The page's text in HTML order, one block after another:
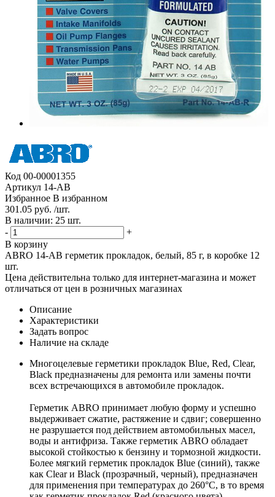
Код 00-00001355
Артикул 14-AB
Избранное В избранном
301.05 руб. /шт.
В наличии: 25 шт.
-
+
В корзину
ABRO 14-AB герметик прокладок, белый, 85 г, в коробке 12
шт.
Цена действительна только для интернет-магазина и может
отличаться от цен в розничных магазинах
Описание
Характеристики
Задать вопрос
Наличие на складе
Многоцелевые герметики прокладок Blue, Red, Clear,
Black предназначены для ремонта или замены почти
всех встречающихся в автомобиле прокладок.
Герметик ABRO принимает любую форму и успешно
выдерживает сжатие, растяжение и сдвиг; совершенно
не разрушается под действием автомобильных масел,
воды и антифриза. Также герметик ABRO обладает
высокой стойкостью к бензину и тормозной жидкости.
Более мягкий герметик прокладок Blue (синий), также
как Clear и Black (прозрачный, черный), предназначен
для применения при температурах до 260°С, в то время